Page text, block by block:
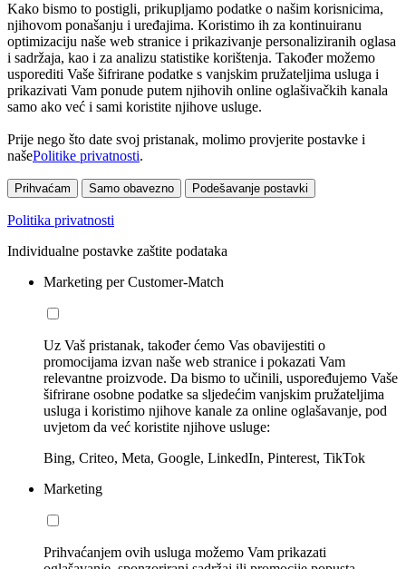
Kako bismo to postigli, prikupljamo podatke o našim korisnicima,
njihovom ponašanju i uređajima. Koristimo ih za kontinuiranu
optimizaciju naše web stranice i prikazivanje personaliziranih oglasa
i sadržaja, kao i za analizu statistike korištenja. Također možemo
usporediti Vaše šifrirane podatke s vanjskim pružateljima usluga i
prikazivati Vam ponude putem njihovih online oglašivačkih kanala
samo ako već i sami koristite njihove usluge.
Prije nego što date svoj pristanak, molimo provjerite postavke i
našePolitike privatnosti.
Prihvaćam Samo obavezno Podešavanje postavki
Politika privatnosti
Individualne postavke zaštite podataka
Marketing per Customer-Match
Uz Vaš pristanak, također ćemo Vas obavijestiti o
promocijama izvan naše web stranice i pokazati Vam
relevantne proizvode. Da bismo to učinili, uspoređujemo Vaše
šifrirane osobne podatke sa sljedećim vanjskim pružateljima
usluga i koristimo njihove kanale za online oglašavanje, pod
uvjetom da već koristite njihove usluge:
Bing, Criteo, Meta, Google, LinkedIn, Pinterest, TikTok
Marketing
Prihvaćanjem ovih usluga možemo Vam prikazati